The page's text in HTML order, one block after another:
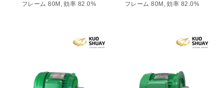
フレーム 80M, 効率 82.0% フレーム 80M, 効率 82.0%